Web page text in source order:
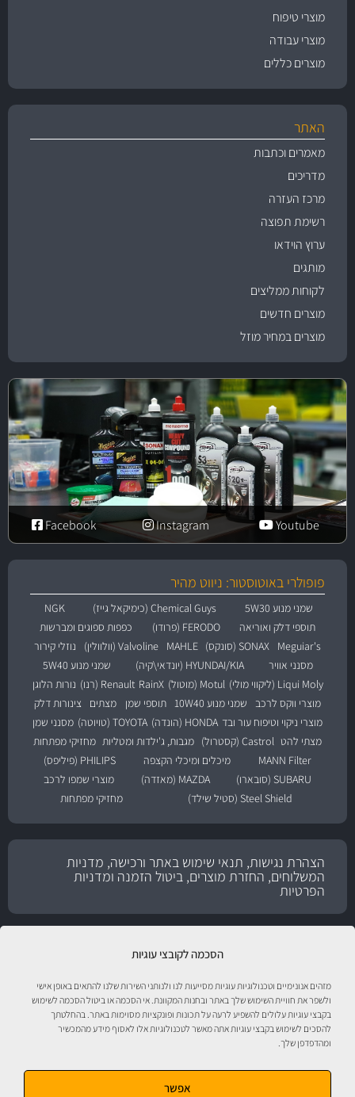
הסכמה לקובצי עוגיות
מזהים אנונימיים וטכנולוגיות עוגיות מסייעות לנו ולנותני השירות שלנו להתאים באופן אישי
ולשפר את חוויית השימוש שלך באתר ובחנות המקוונת. אי הסכמה או ביטול הסכמה לשימוש
בקבצי עוגיות עלולים להשפיע לרעה על תכונות ופונקציות מסוימות באתר. בהחלטתך
להסכים לשימוש בקבצי עוגיות אתה מאשר לטכנולוגיות אלו לאסוף מידע מהמכשיר
ומהדפדפן שלך.
אפשר
מוצרי טיפוח
מוצרי עבודה
מוצרים כללים
האתר
מאמרים וכתבות
מדריכים
מרכז העזרה
רשימת תפוצה
ערוץ הוידאו
מותגים
לקוחות ממליצים
מוצרים חדשים
מוצרים במחיר מוזל
Youtube
Instagram
Facebook
פופולרי באוטוסטור: ניווט מהיר
שמני מנוע 5W30 Chemical Guys (כימיקאל גייז)
NGK
תוספי דלק ואוריאה
FERODO (פרודו)
כפפות ספוגים ומברשות
Meguiar's
SONAX (סונקס) MAHLE Valvoline (וולוולין)
נוזלי קירור
מסנני אוויר
HYUNDAI/KIA (יונדאי\קיה)
שמני מנוע 5W40
Liqui Moly (ליקווי מולי)
Motul (מוטול) RainX Renault (רנו)
נורות הלוגן
מוצרי ווקס לרכב
שמני מנוע 10W40 תוספי שמן מצתים
צינורות דלק
מוצרי ניקוי וטיפוח עור ובד HONDA (הונדה) TOYOTA (טויוטה)
מסנני שמן
מצתי להט Castrol (קסטרול) מגבות, ג'ילדות ומטליות מחזיקי מפתחות
MANN Filter
מיכלים ומיכלי הקצפה
PHILIPS (פיליפס)
SUBARU (סובארו)
MAZDA (מאזדה)
מוצרי שמפו לרכב
Steel Shield (סטיל שילד)
מחזיקי מפתחות
הצהרת נגישות, תנאי שימוש באתר ורכישה, מדניות
המשלוחים, החזרת מוצרים, ביטול הזמנה ומדניות
הפרטיות